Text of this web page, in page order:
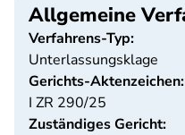
Allgemeine
Verfahrens-Typ:
Unterlassungsklage
Gerichts-Aktenzeichen:
I ZR 290/25
Zuständiges Gericht: